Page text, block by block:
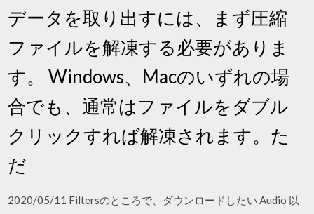
データを取り出すには、まず圧縮
ファイルを解凍する必要がありま
す。 Windows、Macのいずれの場
合でも、通常はファイルをダブル
クリックすれば解凍されます。た
だ
2020/05/11 Filtersのところで、ダウンロードしたい Audio 以